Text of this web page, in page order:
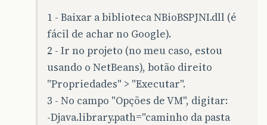
1 - Baixar a biblioteca NBioBSPJNI.dll (é
fácil de achar no Google).
2 - Ir no projeto (no meu caso, estou
usando o NetBeans), botão direito
"Propriedades" > "Executar".
3 - No campo "Opções de VM", digitar:
-Djava.library.path="caminho da pasta